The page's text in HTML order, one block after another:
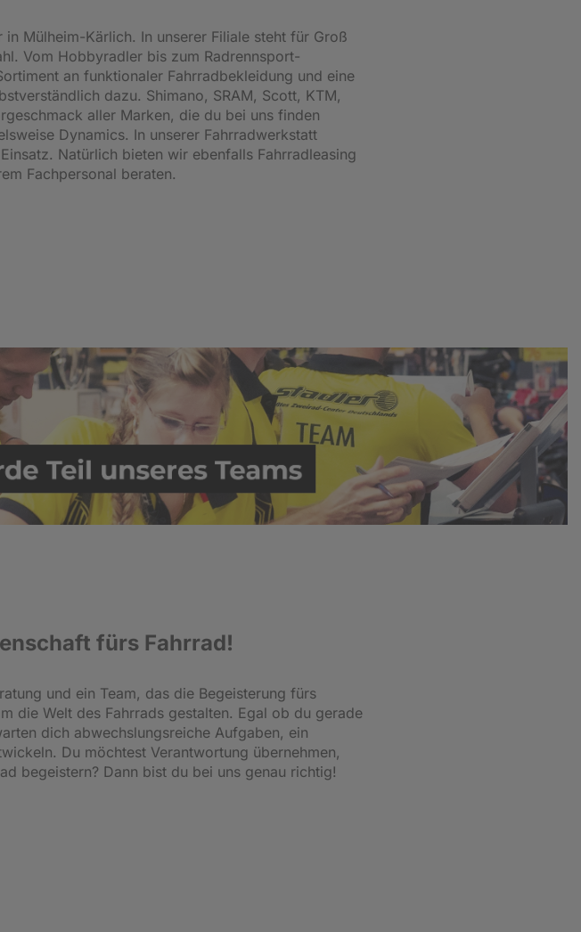
Mülheim-Kärlich. In unserer Filiale steht für Groß
Vom Hobbyradler bis zum Radrennsport-
an funktionaler Fahrradbekleidung und eine
dazu. Shimano, SRAM, Scott, KTM,
aller Marken, die du bei uns finden
Dynamics. In unserer Fahrradwerkstatt
Natürlich bieten wir ebenfalls Fahrradleasing
Fachpersonal beraten.
fürs Fahrrad!
und ein Team, das die Begeisterung fürs
die Welt des Fahrrads gestalten. Egal ob du gerade
dich abwechslungsreiche Aufgaben, ein
Du möchtest Verantwortung übernehmen,
begeistern? Dann bist du bei uns genau richtig!